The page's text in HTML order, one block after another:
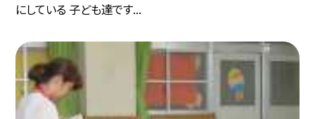
にしている 子ども達です...